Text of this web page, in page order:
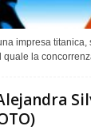
impresa titanica,
la